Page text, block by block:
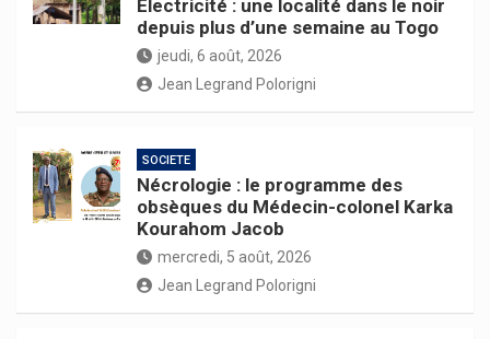
Electricité : une localité dans le noir
depuis plus d’une semaine au Togo
jeudi, 6 août, 2026
Jean Legrand Polorigni
SOCIETE
Nécrologie : le programme des
obsèques du Médecin-colonel Karka
Kourahom Jacob
mercredi, 5 août, 2026
Jean Legrand Polorigni